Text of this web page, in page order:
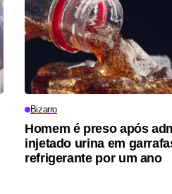
Bizarro
Homem é preso após
injetado urina em
refrigerante por um ano